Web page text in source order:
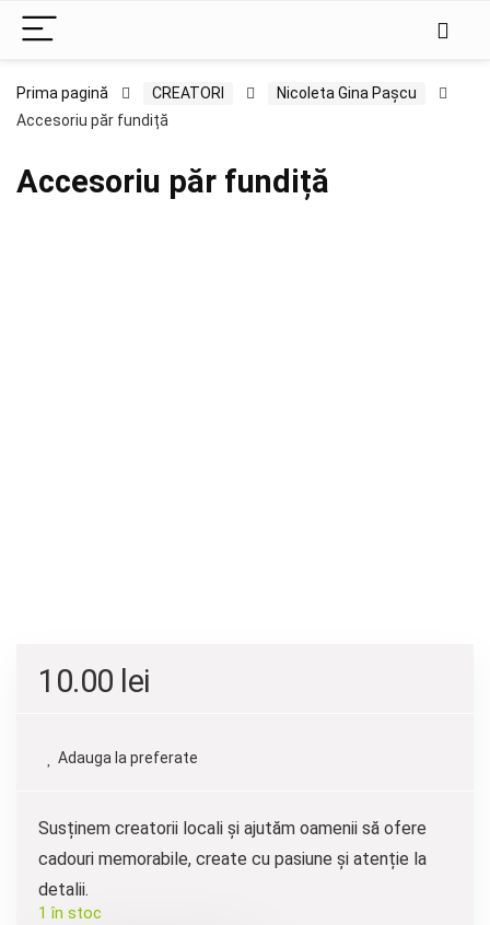
Prima pagină CREATORI
Nicoleta Gina Pașcu
Accesoriu păr fundiță
Accesoriu păr fundiță
10.00 lei
Adauga la preferate
Susținem creatorii locali și ajutăm oamenii să ofere
cadouri memorabile, create cu pasiune și atenție la
detalii.
1 în stoc